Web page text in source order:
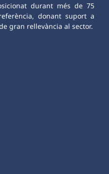
durant més de 75
donant suport a
gran rellevància al sector.